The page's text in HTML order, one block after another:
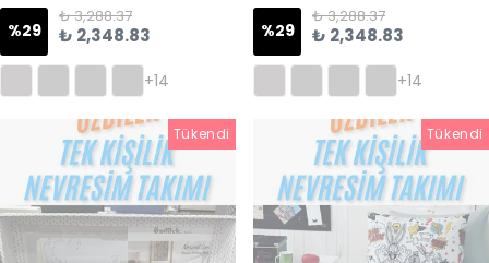
%29
₺ 3,288.37
₺ 2,348.83
+14
%29
₺ 3,288.37
₺ 2,348.83
+14
Tükendi Tükendi
Tükendi